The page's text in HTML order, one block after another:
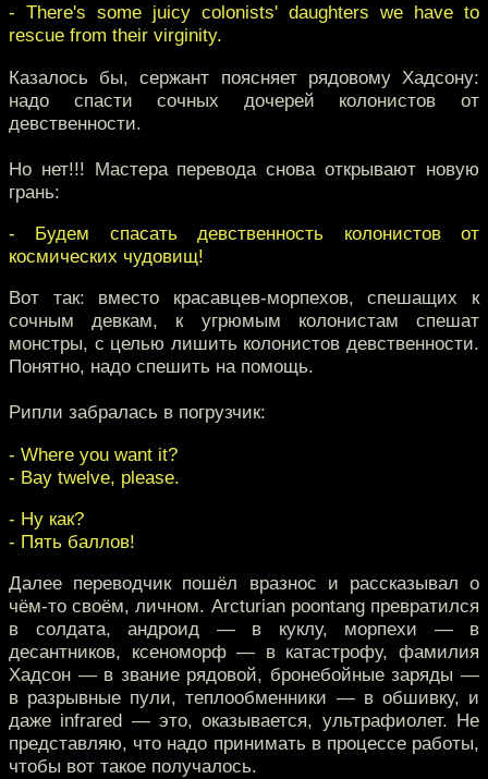
- There's some juicy colonists' daughters we have to
rescue from their virginity.
Казалось бы, сержант поясняет рядовому Хадсону:
надо спасти сочных дочерей колонистов от
девственности.
Но нет!!! Мастера перевода снова открывают новую
грань:
- Будем спасать девственность колонистов от
космических чудовищ!
Вот так: вместо красавцев-морпехов, спешащих к
сочным девкам, к угрюмым колонистам спешат
монстры, с целью лишить колонистов девственности.
Понятно, надо спешить на помощь.
Рипли забралась в погрузчик:
- Where you want it?
- Bay twelve, please.
- Ну как?
- Пять баллов!
Далее переводчик пошёл вразнос и рассказывал о
чём-то своём, личном. Arcturian poontang превратился
в солдата, андроид — в куклу, морпехи — в
десантников, ксеноморф — в катастрофу, фамилия
Хадсон — в звание рядовой, бронебойные заряды —
в разрывные пули, теплообменники — в обшивку, и
даже infrared — это, оказывается, ультрафиолет. Не
представляю, что надо принимать в процессе работы,
чтобы вот такое получалось.